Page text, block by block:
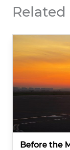
Related
Before the